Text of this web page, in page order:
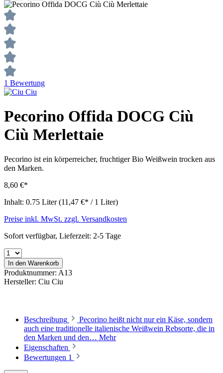
1 Bewertung
Pecorino Offida DOCG Ciù
Ciù Merlettaie
Pecorino ist ein körperreicher, fruchtiger Bio Weißwein trocken aus
den Marken.
8,60 €*
Inhalt: 0.75 Liter(11,47 €* / 1 Liter)
Preise inkl. MwSt. zzgl. Versandkosten
Sofort verfügbar, Lieferzeit: 2-5 Tage
In den Warenkorb
Produktnummer: A13
Hersteller: Ciu Ciu
Beschreibung
Pecorino heißt nicht nur ein Käse, sondern
auch eine traditionelle italienische Weißwein Rebsorte, die in
den Marken und den… Mehr
Eigenschaften
Bewertungen 1